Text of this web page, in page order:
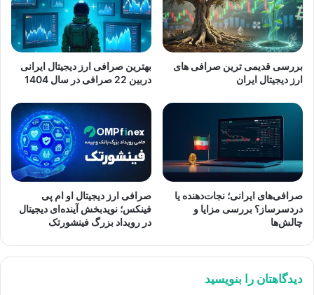
بررسی قدیمی ترین صرافی های
ارز دیجیتال ایران
بهترین صرافی ارز دیجیتال ایرانی
دربین 22 صرافی در سال 1404
صرافی‌های ایرانی؛ نجات‌دهنده یا
دردسرساز؟ بررسی مزایا و
چالش‌ها
صرافی ارز دیجیتال او ام پی
فینکس؛ نویدبخش آینده‌ای دیجیتال
در رویداد بزرگ فینشورتک
دیدگاهتان را بنویسید